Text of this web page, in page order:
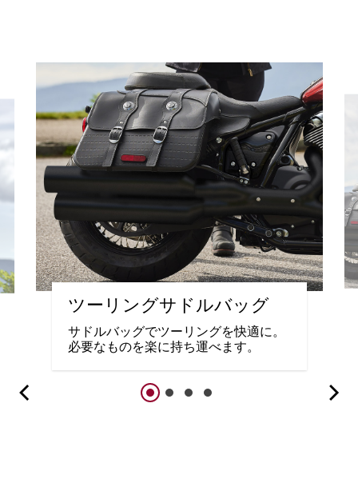
ツーリングサドルバッグ
サドルバッグでツーリングを快適に。
必要なものを楽に持ち運べます。